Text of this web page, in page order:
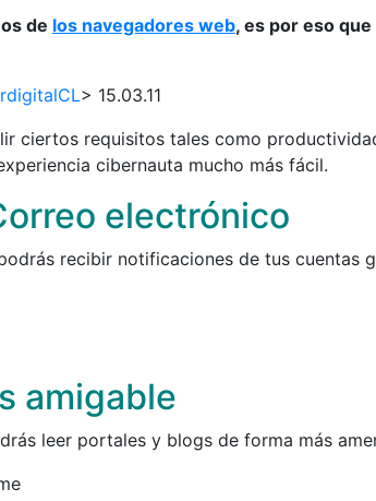
de los navegadores web, es por eso
> 15.03.11
ciertos requisitos tales como
cibernauta mucho más fácil.
electrónico
recibir notificaciones de tus cuentas
amigable
leer portales y blogs de forma más